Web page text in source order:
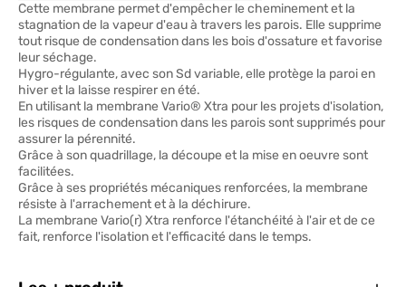
Cette membrane permet d'empêcher le cheminement et la
stagnation de la vapeur d'eau à travers les parois. Elle supprime
tout risque de condensation dans les bois d'ossature et favorise
leur séchage.
Hygro-régulante, avec son Sd variable, elle protège la paroi en
hiver et la laisse respirer en été.
En utilisant la membrane Vario® Xtra pour les projets d'isolation,
les risques de condensation dans les parois sont supprimés pour
assurer la pérennité.
Grâce à son quadrillage, la découpe et la mise en oeuvre sont
facilitées.
Grâce à ses propriétés mécaniques renforcées, la membrane
résiste à l'arrachement et à la déchirure.
La membrane Vario(r) Xtra renforce l'étanchéité à l'air et de ce
fait, renforce l'isolation et l'efficacité dans le temps.